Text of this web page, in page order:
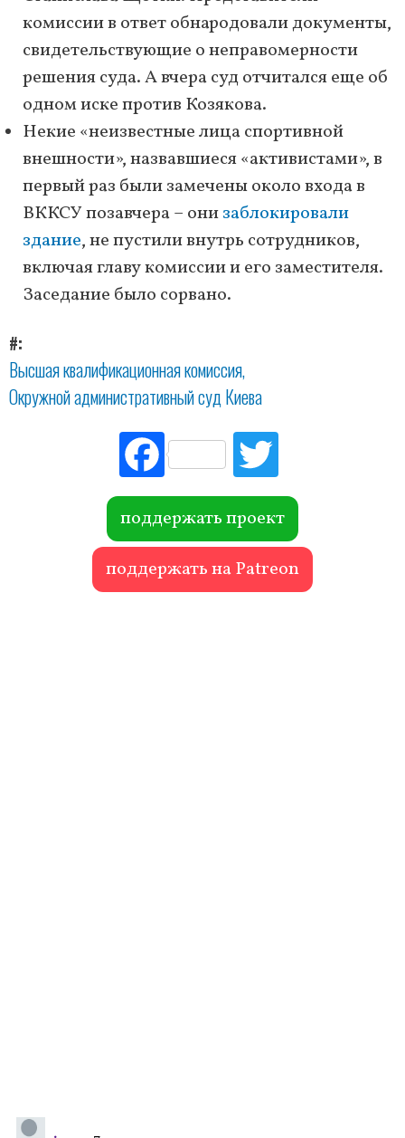
комиссии в ответ обнародовали документы,
свидетельствующие о неправомерности
решения суда. А вчера суд отчитался еще об
одном иске против Козякова.
Некие «неизвестные лица спортивной
внешности», назвавшиеся «активистами», в
первый раз были замечены около входа в
ВККСУ позавчера – онизаблокировали
здание, не пустили внутрь сотрудников,
включая главу комиссии и его заместителя.
Заседание было сорвано.
#
Высшая квалификационная комиссия
Окружной административный суд Киева
Fac
ebo
ok r
поддержать проект
поддержать на Patreon